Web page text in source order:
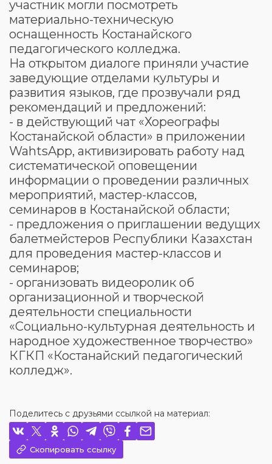
участник могли посмотреть
материально-техническую
оснащенность Костанайского
педагогического колледжа.
На открытом диалоге приняли участие
заведующие отделами культуры и
развития языков, где прозвучали ряд
рекомендаций и предложений:
- в действующий чат «Хореографы
Костанайской области» в приложении
WahtsApp, активизировать работу над
систематической оповещении
информации о проведении различных
мероприятий, мастер-классов,
семинаров в Костанайской области;
- предложения о приглашении ведущих
балетмейстеров Республики Казахстан
для проведения мастер-классов и
семинаров;
- организовать видеоролик об
организационной и творческой
деятельности специальности
«Социально-культурная деятельность и
народное художественное творчество»
КГКП «Костанайский педагогический
колледж».
Поделитесь с друзьями ссылкой на материал:
Скопировать ссылку